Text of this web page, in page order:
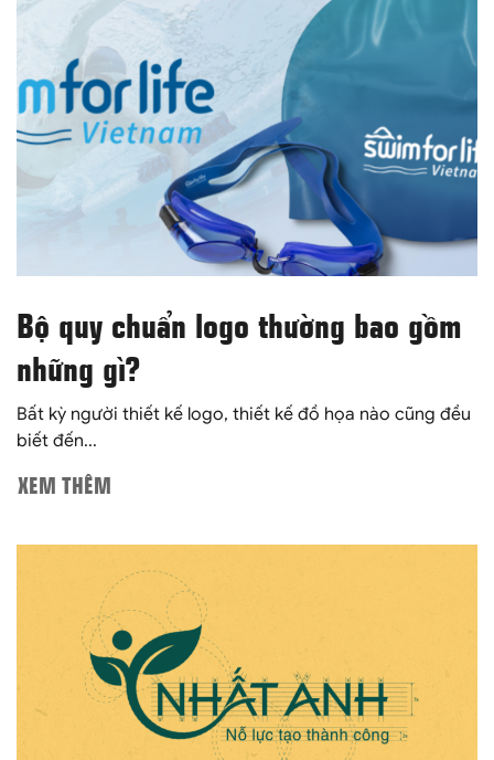
Bộ quy chuẩn logo thường bao gồm
những gì?
Bất kỳ người thiết kế logo, thiết kế đồ họa nào cũng đều
biết đến...
XEM THÊM